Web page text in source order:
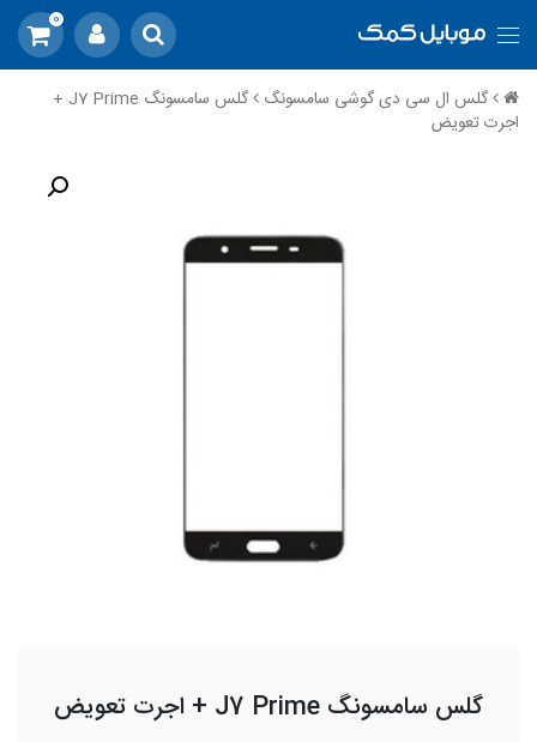
0
گلس ال سی دی گوشی سامسونگ
گلس سامسونگ J7 Prime +
اجرت تعویض
گلس سامسونگ J7 Prime + اجرت تعویض